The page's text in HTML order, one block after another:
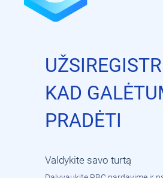
KAD
PRADĖTI
Valdykite savo turtą